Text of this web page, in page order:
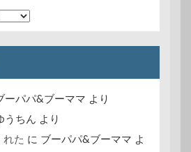
ーパパ&ブーママ より
うちん より
れた に ブーパパ&ブーママ よ